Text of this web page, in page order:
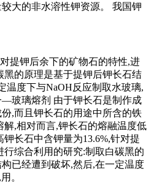
大的非水溶性钾资源。 我国钾
提钾后余下的矿物石的特性,进
的原理是基于提钾后钾长石结
温度下与NaOH反应制取水玻璃,
玻璃熔剂 由于钾长石是制作成
,而且钾长石的用途中所含的铁
解,相对而言,钾长石的熔融温度低
长石中含钾量为13.6%,针对提
综合利用的研究:制取白碳黑的
已经遭到破坏,然后,在一定温度
。